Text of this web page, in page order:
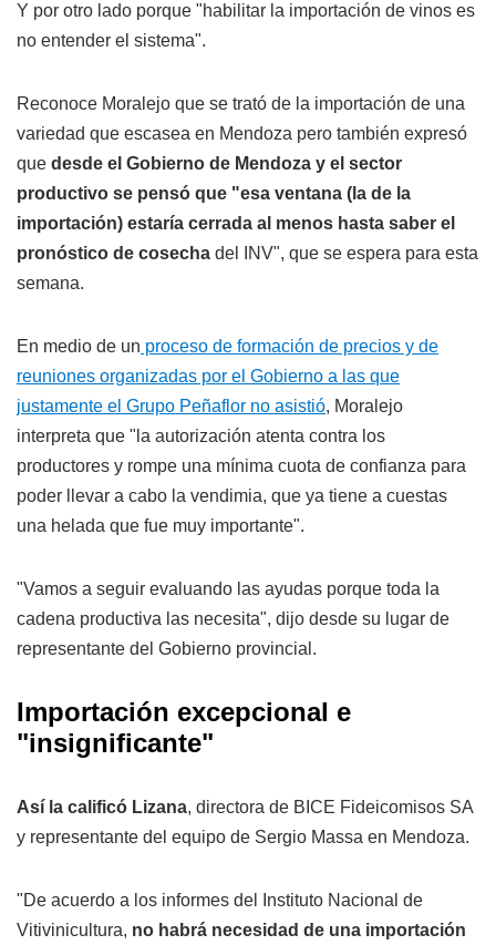
Y por otro lado porque "habilitar la importación de vinos es
no entender el sistema".
Reconoce Moralejo que se trató de la importación de una
variedad que escasea en Mendoza pero también expresó
que desde el Gobierno de Mendoza y el sector
productivo se pensó que "esa ventana (la de la
importación) estaría cerrada al menos hasta saber el
pronóstico de cosecha del INV", que se espera para esta
semana.
En medio de un proceso de formación de precios y de
reuniones organizadas por el Gobierno a las que
justamente el Grupo Peñaflor no asistió, Moralejo
interpreta que "la autorización atenta contra los
productores y rompe una mínima cuota de confianza para
poder llevar a cabo la vendimia, que ya tiene a cuestas
una helada que fue muy importante".
"Vamos a seguir evaluando las ayudas porque toda la
cadena productiva las necesita", dijo desde su lugar de
representante del Gobierno provincial.
Importación excepcional e
"insignificante"
Así la calificó Lizana, directora de BICE Fideicomisos SA
y representante del equipo de Sergio Massa en Mendoza.
"De acuerdo a los informes del Instituto Nacional de
Vitivinicultura, no habrá necesidad de una importación